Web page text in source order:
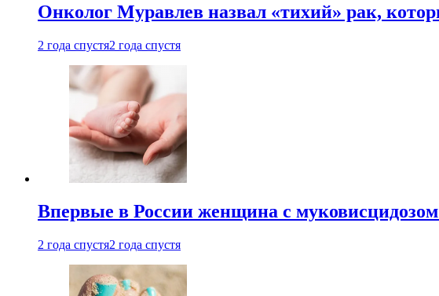
Онколог Муравлев назвал «тихий» рак,
2 года спустя2 года спустя
Впервые в России женщина с муковисцидозом
2 года спустя2 года спустя